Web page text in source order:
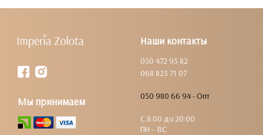
Наши контакты
050 472 95 82
068 823 71 07
050 980 66 94 - Опт
С 8:00 до 20:00
ПН – ВС
Мы принимаем